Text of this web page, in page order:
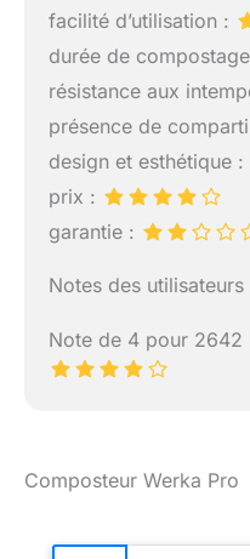
facilité d’utilisation :
durée de
résistance aux
présence de
design et esthétique :
prix :
garantie :
Notes des
Note de 4 pour 2642
Composteur Werka Pro